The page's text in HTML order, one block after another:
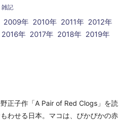
雑記
2009年 2010年 2011年 2012年
2016年 2017年 2018年 2019年
正子作「A Pair of Red Clogs」を読
わせる日本。マコは、ぴかぴかの赤